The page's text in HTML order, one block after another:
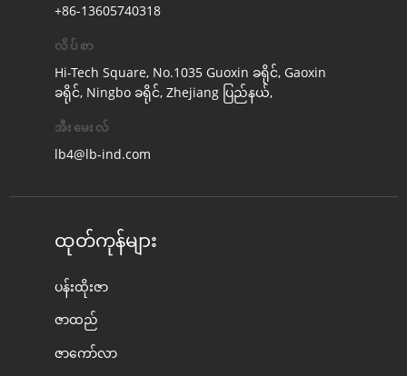
+86-13605740318
လိပ်စာ
Hi-Tech Square, No.1035 Guoxin ခရိုင်, Gaoxin
ခရိုင်, Ningbo ခရိုင်, Zhejiang ပြည်နယ်,
အီးမေးလ်
lb4@lb-ind.com
ထုတ်ကုန်များ
ပန်းထိုးဇာ
ဇာထည်
ဇာကော်လာ